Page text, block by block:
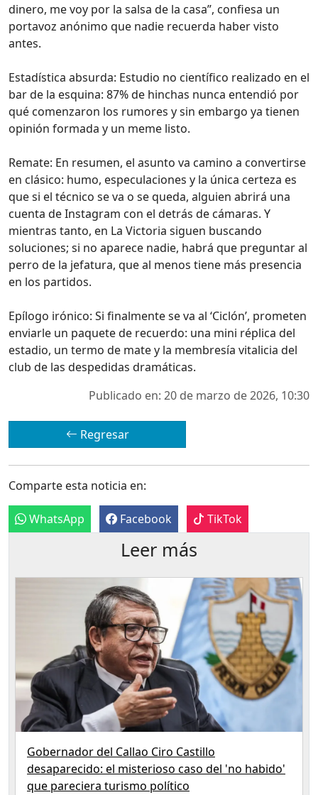
dinero, me voy por la salsa de la casa”, confiesa un
portavoz anónimo que nadie recuerda haber visto
antes.
Estadística absurda: Estudio no científico realizado en el
bar de la esquina: 87% de hinchas nunca entendió por
qué comenzaron los rumores y sin embargo ya tienen
opinión formada y un meme listo.
Remate: En resumen, el asunto va camino a convertirse
en clásico: humo, especulaciones y la única certeza es
que si el técnico se va o se queda, alguien abrirá una
cuenta de Instagram con el detrás de cámaras. Y
mientras tanto, en La Victoria siguen buscando
soluciones; si no aparece nadie, habrá que preguntar al
perro de la jefatura, que al menos tiene más presencia
en los partidos.
Epílogo irónico: Si finalmente se va al ‘Ciclón’, prometen
enviarle un paquete de recuerdo: una mini réplica del
estadio, un termo de mate y la membresía vitalicia del
club de las despedidas dramáticas.
Publicado en: 20 de marzo de 2026, 10:30
Regresar
Comparte esta noticia en:
WhatsApp Facebook TikTok
Leer más
Gobernador del Callao Ciro Castillo
desaparecido: el misterioso caso del 'no habido'
que pareciera turismo político